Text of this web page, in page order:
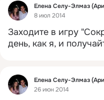
Фид
Елена Селу-Элмаз
8 июл 2014
Заходите в игру
день, как я, и
Фид
Елена Селу-Элмаз
26 июн 2014